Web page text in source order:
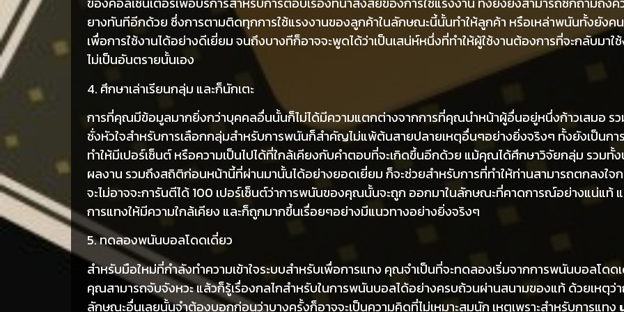
ยางทันทีอีกด้วย ซึ่งการตามติดทุกการใช้แรงงานของลูกค้าในลักษณะนี้นั้นทำให้ลูกค้า หรือเหล่าพนันทั้งยังค
เพื่อการใช้งานได้อย่างดีเยี่ยม จนถึงบางทีก็อาจจะพูดได้ว่าเป็นเสน่ห์หนึ่งที่ทำให้ผู้ใช้งานต้องการที่จะกลับมา
ไม่เป็นอันตรายนั้นเอง
4. ศึกษาเล่าเรียนกลุ่ม และก็นักเตะ
การที่คุณมีข้อมูลมากยิ่งกว่าบุคคลอื่นนั้นก็ไม่ได้มีความแตกต่างจากการที่คุณนำหน้าผู้อื่นอยู่หนึ่งก้าวเสมอ รว
ชั่งหัวใจสำหรับการเลือกกลุ่มสำหรับการพนันก็สำคัญไม่แพ้ต้นสายปลายเหตุอื่นๆอย่างยิ่งจริงๆ ทั้งยังเป็นกา
ทำให้มีเปอร์เซ็นต์ หรือความเป็นไปได้ที่ใกล้เคียงกับคำตอบที่จะเกิดขึ้นอีกด้วย แม้คุณได้ศึกษาวิจัยกลุ่ม รวมทั้
ผลงาน รวมถึงสถิติก่อนหน้านี้ที่ผ่านมานั้นได้อย่างยอดเยี่ยม ก็จะช่วยสำหรับการที่ทำให้ท่านสามารถตกลงใ
จะไม่อาจจะการันตีได้ 100 เปอร์เซ็นต์ว่าการพนันของคุณนั้นจะถูก ออกมาในลักษณะที่คาดการณ์อย่างแน่แท้
การแทงให้มีความใกล้เคียง และก็ถูกมากขึ้นเรื่อยๆอย่างมีแนวทางอย่างยิ่งจริงๆ
5. ทดลองพนันบอลโดดเดี่ยว
สำหรับมือใหม่ที่กำลังทำความเข้าใจระบบสำหรับเพื่อการแทง คุณจำเป็นที่จะทดลองเริ่มจากการพนันบอลโด
คุณสามารถจับจังหวะ แล้วก็รู้เรื่องกลไกสำหรับในการพนันบอลได้อย่างครบถ้วนผ่านสนามของแท้ ด้วยเหตุ
ลักษณะอื่นเลยนั้นจำต้องบอกก่อนว่าบางครั้งก็อาจจะเป็นความคิดที่ไม่เหมาะสมนัก เหตุเพราะสำหรับการแทง